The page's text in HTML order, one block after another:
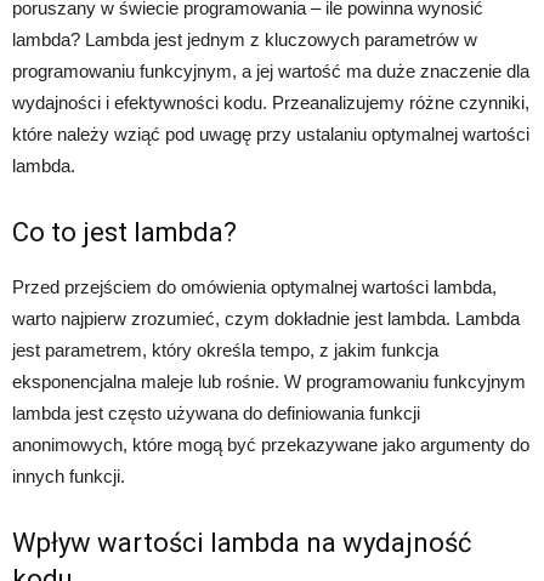
poruszany w świecie programowania – ile powinna wynosić
lambda? Lambda jest jednym z kluczowych parametrów w
programowaniu funkcyjnym, a jej wartość ma duże znaczenie dla
wydajności i efektywności kodu. Przeanalizujemy różne czynniki,
które należy wziąć pod uwagę przy ustalaniu optymalnej wartości
lambda.
Co to jest lambda?
Przed przejściem do omówienia optymalnej wartości lambda,
warto najpierw zrozumieć, czym dokładnie jest lambda. Lambda
jest parametrem, który określa tempo, z jakim funkcja
eksponencjalna maleje lub rośnie. W programowaniu funkcyjnym
lambda jest często używana do definiowania funkcji
anonimowych, które mogą być przekazywane jako argumenty do
innych funkcji.
Wpływ wartości lambda na wydajność